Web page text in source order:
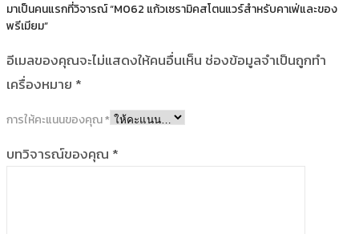
มาเป็นคนแรกที่วิจารณ์ “M062 แก้วเซรามิคสโตนแวร์สำหรับคาเฟ่และของ
พรีเมียม”
อีเมลของคุณจะไม่แสดงให้คนอื่นเห็น ช่องข้อมูลจำเป็นถูกทำ
เครื่องหมาย *
การให้คะแนนของคุณ*
บทวิจารณ์ของคุณ *